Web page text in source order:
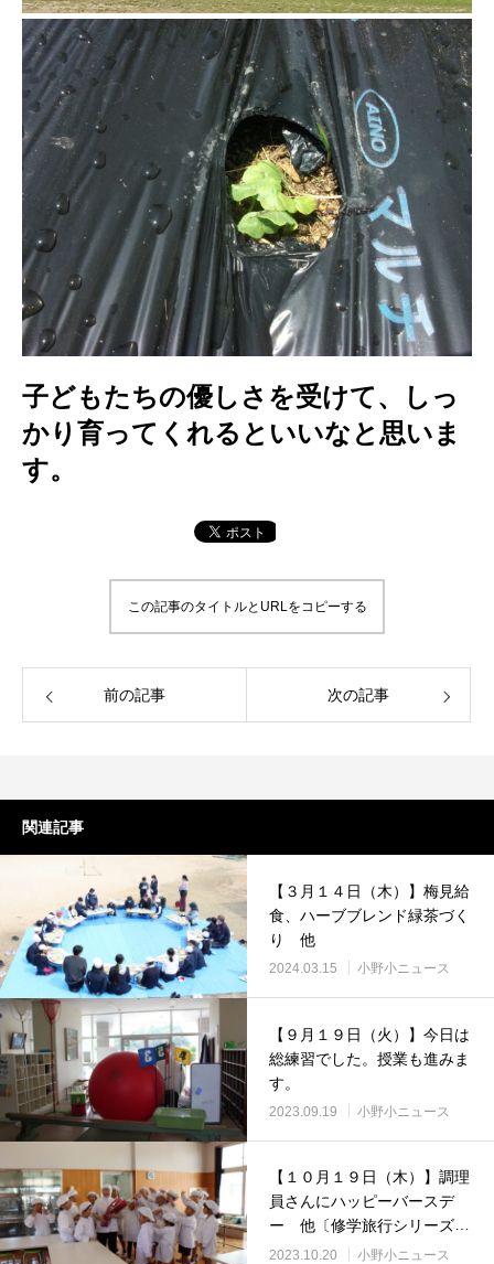
子どもたちの優しさを受けて、しっ
かり育ってくれるといいなと思いま
す。
この記事のタイトルとURLをコピーする
前の記事 次の記事
関連記事
【３月１４日（木）】梅見給
食、ハーブブレンド緑茶づく
り 他
2024.03.15 小野小ニュース
【９月１９日（火）】今日は
総練習でした。授業も進みま
す。
2023.09.19 小野小ニュース
【１０月１９日（木）】調理
員さんにハッピーバースデ
ー 他〔修学旅行シリーズ③
付〕
2023.10.20 小野小ニュース